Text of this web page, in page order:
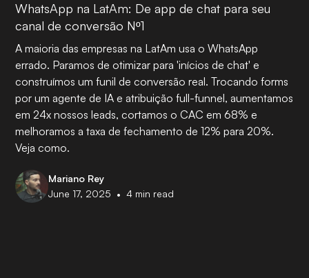
WhatsApp na LatAm: De app de chat para seu
canal de conversão Nº1
A maioria das empresas na LatAm usa o WhatsApp
errado. Paramos de otimizar para 'inícios de chat' e
construímos um funil de conversão real. Trocando forms
por um agente de IA e atribuição full-funnel, aumentamos
em 24x nossos leads, cortamos o CAC em 68% e
melhoramos a taxa de fechamento de 12% para 20%.
Veja como.
Mariano Rey
June 17, 2025 • 4 min read